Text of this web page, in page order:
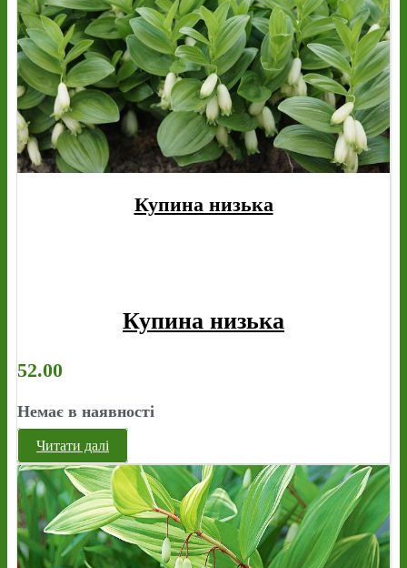
Купина низька
Купина низька
52.00
Немає в наявності
Читати далі